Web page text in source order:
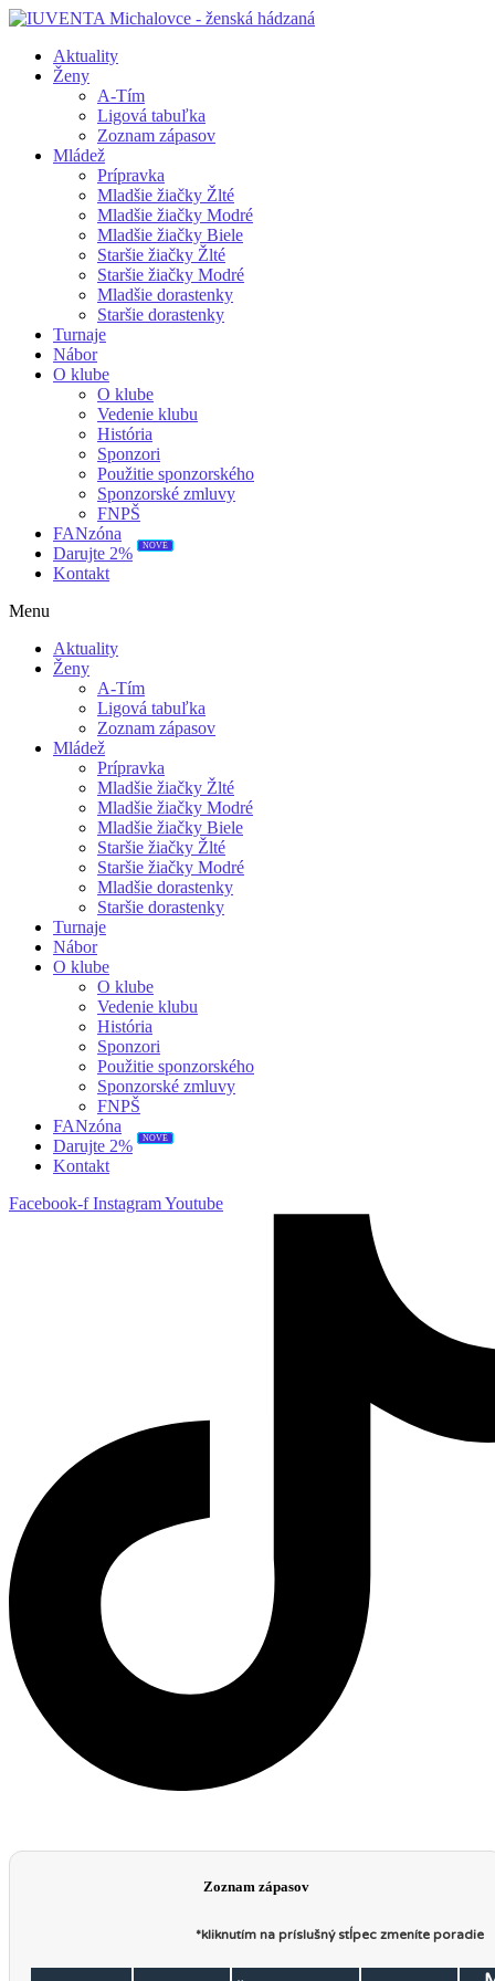
Aktuality
Ženy
A-Tím
Ligová tabuľka
Zoznam zápasov
Mládež
Prípravka
Mladšie žiačky Žlté
Mladšie žiačky Modré
Mladšie žiačky Biele
Staršie žiačky Žlté
Staršie žiačky Modré
Mladšie dorastenky
Staršie dorastenky
Turnaje
Nábor
O klube
O klube
Vedenie klubu
História
Sponzori
Použitie sponzorského
Sponzorské zmluvy
FNPŠ
FANzóna
Darujte 2%
NOVÉ
Kontakt
Menu
Aktuality
Ženy
A-Tím
Ligová tabuľka
Zoznam zápasov
Mládež
Prípravka
Mladšie žiačky Žlté
Mladšie žiačky Modré
Mladšie žiačky Biele
Staršie žiačky Žlté
Staršie žiačky Modré
Mladšie dorastenky
Staršie dorastenky
Turnaje
Nábor
O klube
O klube
Vedenie klubu
História
Sponzori
Použitie sponzorského
Sponzorské zmluvy
FNPŠ
FANzóna
Darujte 2%
NOVÉ
Kontakt
Facebook-f InstagramYoutube
Zoznam zápasov
*kliknutím na príslušný stĺpec zmeníte poradie